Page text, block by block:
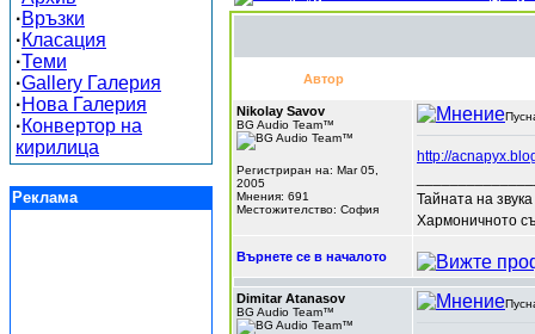
·Връзки
·Класация
·Теми
·Gallery Галерия
·Нова Галерия
·Конвертор на
кирилица
Реклама
Автор
Nikolay Savov
BG Audio Team™
Регистриран на: Mar 05,
2005
Мнения: 691
Местожителство: София
http://
Тайната на
Хармоничното
Върнете се в началото
Dimitar Atanasov
BG Audio Team™